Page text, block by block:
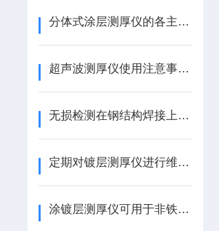
分体式涂层测厚仪的各主要组成部件功能特点分享
超声波测厚仪使用注意事项（ZT）
无损检测在钢结构焊接上的应用（转载）
定期对镀层测厚仪进行维护保养很重要
涂镀层测厚仪可用于非铁类材料的厚度检测